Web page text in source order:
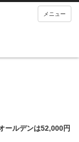
メニュー
ールデンは52,000円